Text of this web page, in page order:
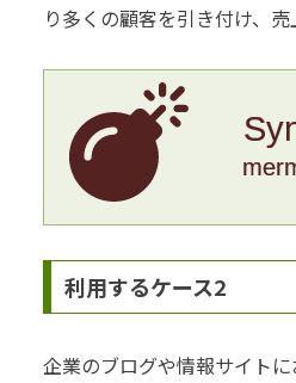
り多くの顧客を引き付け、売
利用するケース2
企業のブログや情報サイト